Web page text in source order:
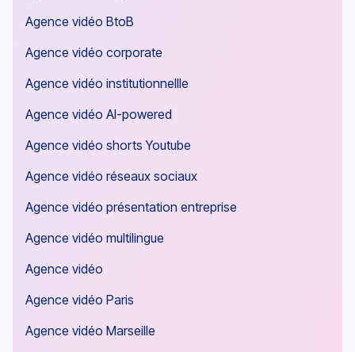
Agence vidéo BtoB
Agence vidéo corporate
Agence vidéo institutionnellle
Agence vidéo AI-powered
Agence vidéo shorts Youtube
Agence vidéo réseaux sociaux
Agence vidéo présentation entreprise
Agence vidéo multilingue
Agence vidéo
Agence vidéo Paris
Agence vidéo Marseille